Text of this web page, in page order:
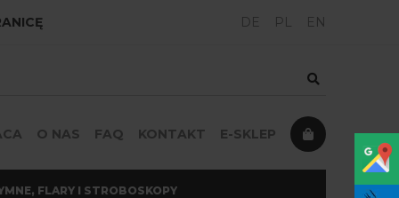
DE PL EN
O NAS FAQ KONTAKT E-SKLEP
FLARY I STROBOSKOPY